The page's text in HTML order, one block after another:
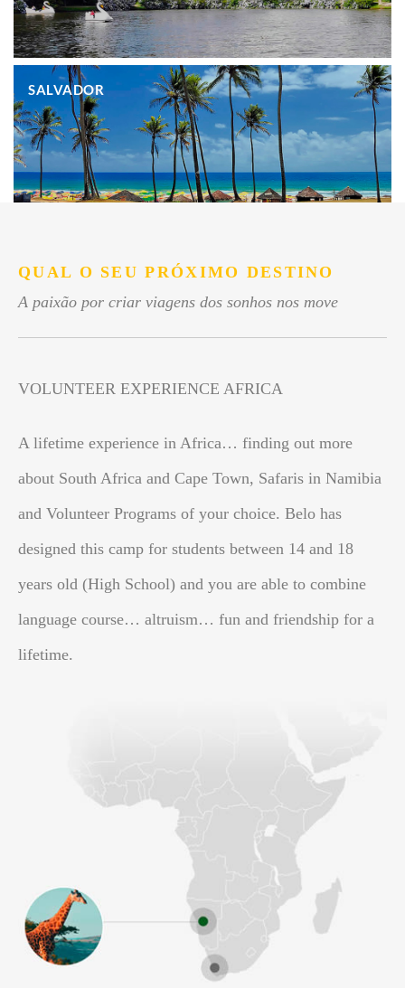
SALVADOR
QUAL O SEU PRÓXIMO DESTINO
A paixão por criar viagens dos sonhos nos move
VOLUNTEER EXPERIENCE AFRICA
A lifetime experience in Africa… finding out more
about South Africa and Cape Town, Safaris in Namibia
and Volunteer Programs of your choice. Belo has
designed this camp for students between 14 and 18
years old (High School) and you are able to combine
language course… altruism… fun and friendship for a
lifetime.